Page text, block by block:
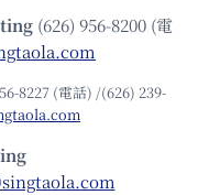
(626) 956-8200 (電
8227 (電話) /(626) 239-